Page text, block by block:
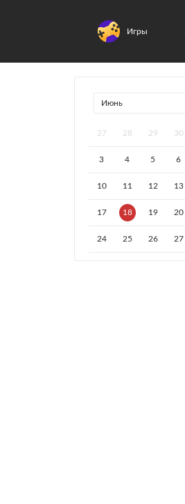
Игры
27 28 29 30
3 4 5 6
10 11 12 13
17 18 19 20
24 25 26 27